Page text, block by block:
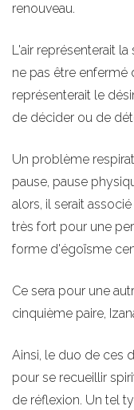
renouveau.
L'air représenterait
ne pas être enfermé
représenterait le
de décider ou de
Un problème
pause, pause
alors, il serait
très fort pour une
forme d'égoïsme
Ce sera pour une
cinquième paire,
Ainsi, le duo de ces
pour se recueillir
de réflexion. Un tel